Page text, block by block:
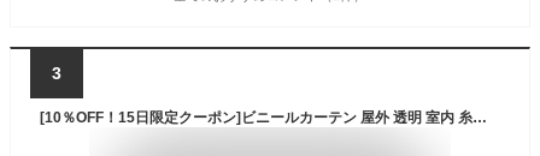
3
[10％OFF！15日限定クーポン]ビニールカーテン 屋外 透明 室内 糸入り オーダー【FT09】防炎 難燃 透明 0.23mm厚 幅201?300cm 丈151?200cm 間仕切り ビニールシート 倉庫 工場 ベランダ 家庭用 屋台 雨よけ 風よけシート 防風 防寒 分煙ビニールカーテン 喫煙所 JQ